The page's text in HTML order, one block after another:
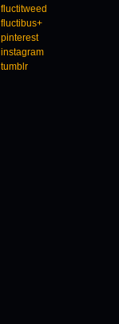
fluctitweed
fluctibus+
pinterest
instagram
tumblr